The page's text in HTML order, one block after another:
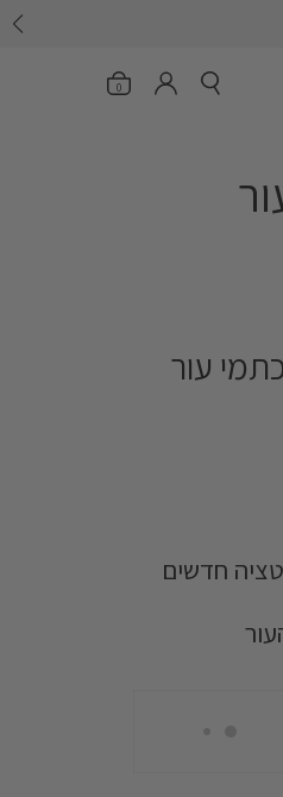
פתח חיפוש פתיחת הסל0
עור
חדשים